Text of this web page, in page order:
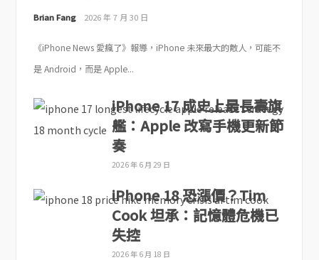
Brian Fang 2026 年 7 月 30 日
《iPhone News 愛瘋了》報導，iPhone 未來最大的敵人，可能不
是 Android，而是 Apple...
iPhone 17 成史上最長壽旗
艦：Apple 改寫手機更新節
奏
2026 年 6 月 29 日
iPhone 18 恐漲價？Tim
Cook 坦承：記憶體危機已
失控
2026 年 6 月 18 日